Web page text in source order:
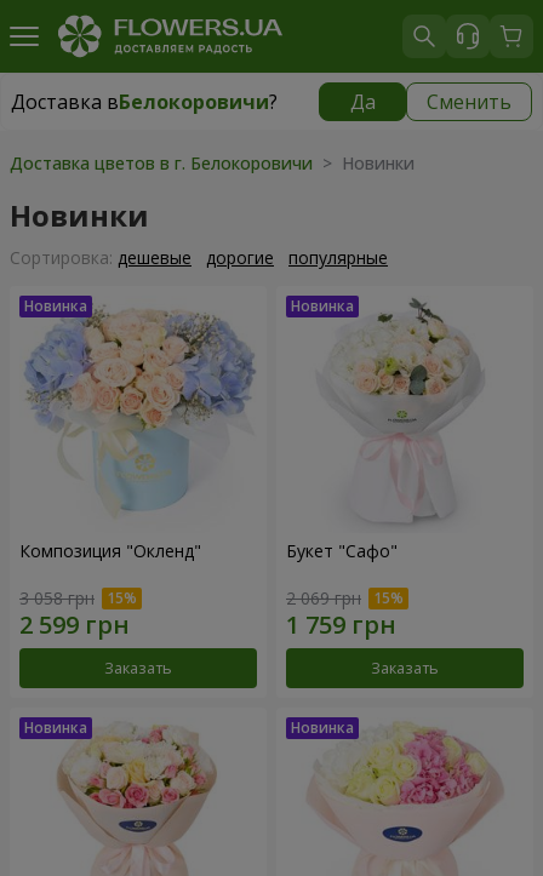
Доставка вБелокоровичи? Да Сменить
Доставка вБелокоровичи|2000 грн
Доставка цветов в г. Белокоровичи > Новинки
Новинки
Cортировка: дешевые дорогие популярные
Композиция "Окленд"
3 058 грн
Заказать
Букет "Сафо"
2 069 грн
Заказать